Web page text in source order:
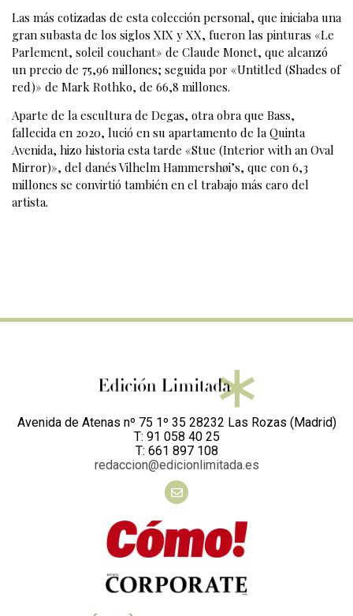
Las más cotizadas de esta colección personal, que iniciaba una
gran subasta de los siglos XIX y XX, fueron las pinturas «Le
Parlement, soleil couchant» de Claude Monet, que alcanzó
un precio de 75,96 millones; seguida por «Untitled (Shades of
red)» de Mark Rothko, de 66,8 millones.
Aparte de la escultura de Degas, otra obra que Bass,
fallecida en 2020, lució en su apartamento de la Quinta
Avenida, hizo historia esta tarde «Stue (Interior with an Oval
Mirror)», del danés Vilhelm Hammershøi’s, que con 6,3
millones se convirtió también en el trabajo más caro del
artista.
Avenida de Atenas nº 75 1º 35 28232 Las Rozas (Madrid)
T: 91 058 40 25
T: 661 897 108
redaccion@edicionlimitada.es